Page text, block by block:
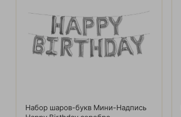
Набор шаров-букв Мини-Надпись